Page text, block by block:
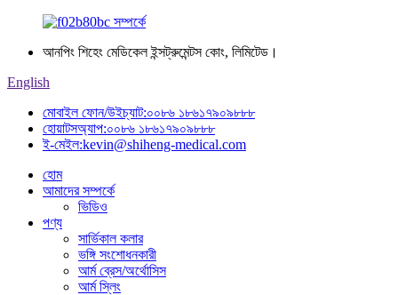
আনপিং শিহেং মেডিকেল ইন্সট্রুমেন্টস কোং, লিমিটেড।
English
মোবাইল ফোন/উইচ্যাট:০০৮৬ ১৮৬১৭৯০৯৮৮৮
হোয়াটসঅ্যাপ:০০৮৬ ১৮৬১৭৯০৯৮৮৮
ই-মেইল:kevin@shiheng-medical.com
হোম
আমাদের সম্পর্কে
ভিডিও
পণ্য
সার্ভিকাল কলার
ভঙ্গি সংশোধনকারী
আর্ম ব্রেস/অর্থোসিস
আর্ম স্লিং